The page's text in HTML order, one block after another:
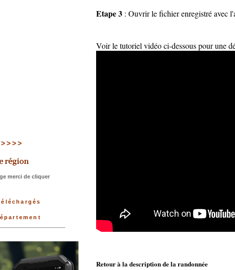
merci de cliquer
Etape 3 : Ouvrir le fichier enregistré avec
Voir le tutoriel vidéo ci-dessous pour une
Retour à la description de la randonnée